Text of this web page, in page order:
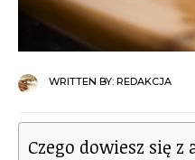
WRITTEN BY: REDAKCJA
Czego dowiesz się z